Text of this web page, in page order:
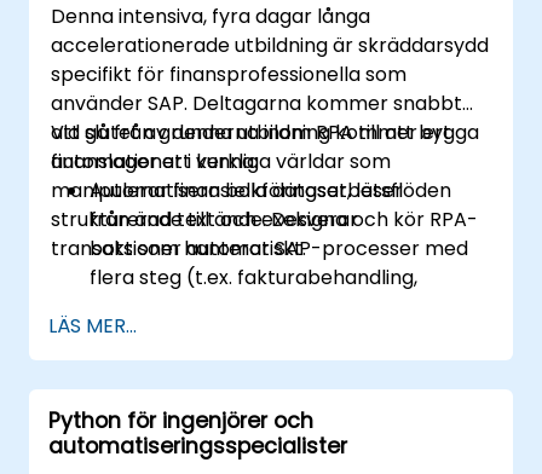
Denna intensiva, fyra dagar långa
accelerationerade utbildning är skräddarsydd
specifikt för finansprofessionella som
använder SAP. Deltagarna kommer snabbt
att gå från grunderna inom RPA till att bygga
automationer i verkliga världar som
manipulerar finansiella dataset, läser
strukturerad text och exekverar
transaktioner automatiskt.
Vid slutet av denna utbildning kommer ert
finanslager att kunna:
Automatisera bokföringsarbetsflöden
från ände till ände: Designa och kör RPA-
bots som hanterar SAP-processer med
flera steg (t.ex. fakturabehandling,
rapportering).
Minska driftfel: Eliminerar manuella
stavfel och transaktionsfel i SAP-
datainmatningar.
Optimera programvarukompatibilitet:
LÄS MER...
Python för ingenjörer och
automatiseringsspecialister